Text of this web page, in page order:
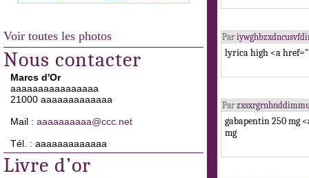
Voir toutes les photos
Nous contacter
Marcs d'Or
aaaaaaaaaaaaaaaa
21000 aaaaaaaaaaaaa
Mail : aaaaaaaaaa@ccc.net
Tél. : aaaaaaaaaaaaa
Livre d’or
Par
lyrica high <a
Par
gabapentin 250 mg
mg